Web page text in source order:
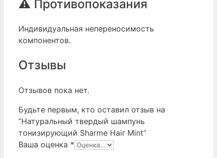
⚠️ Противопоказания
Индивидуальная непереносимость
компонентов.
Отзывы
Отзывов пока нет.
Будьте первым, кто оставил отзыв на
“Натуральный твердый шампунь
тонизирующий Sharme Hair Mint”
Ваша оценка *